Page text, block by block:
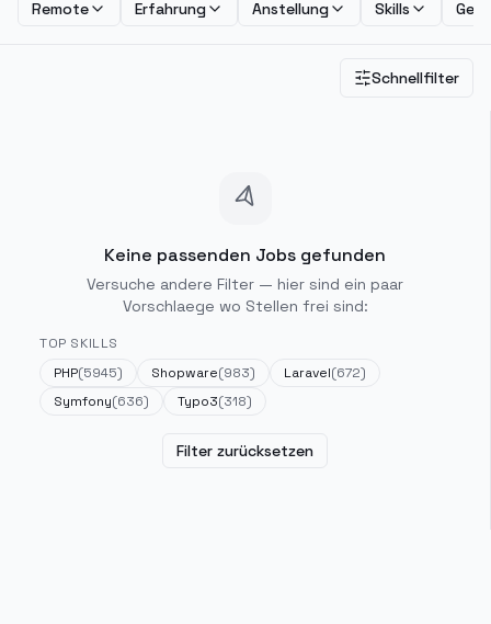
Remote Erfahrung Anstellung Skills
Schnellfilter
Keine passenden Jobs gefunden
Versuche andere Filter — hier sind ein paar
Vorschlaege wo Stellen frei sind:
TOP SKILLS
PHP(5945) Shopware(983) Laravel(672)
Symfony(636) Typo3(318)
Filter zurücksetzen